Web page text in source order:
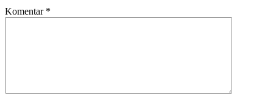
Komentar *